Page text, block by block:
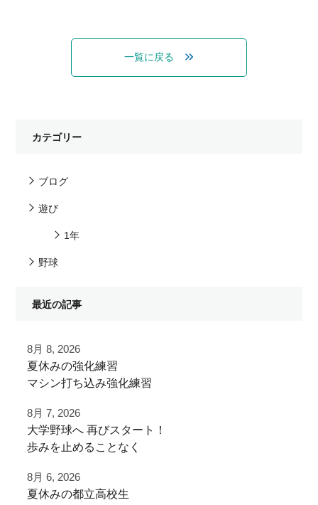
一覧に戻る
カテゴリー
ブログ
遊び
1年
野球
最近の記事
8月 8, 2026
夏休みの強化練習
マシン打ち込み強化練習
チーム練習が終わったあとに
追加で特訓！
ありがとうございました！
8月 7, 2026
⁡大学野球へ⁡ 再びスタート！⁡
⁡⁡歩みを止めることなく⁡
⁡頑張って
8月 6, 2026
夏休みの都立高校生